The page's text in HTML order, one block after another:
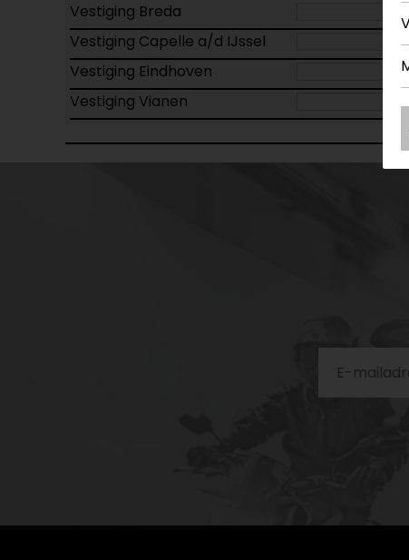
Vestiging Breda
Vestiging Capelle a/d IJssel
Vestiging Eindhoven
Vestiging Vianen